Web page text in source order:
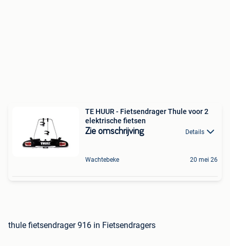
TE HUUR - Fietsendrager Thule voor 2
elektrische fietsen
Zie omschrijving Details
Wachtebeke 20 mei 26
thule fietsendrager 916 in Fietsendragers